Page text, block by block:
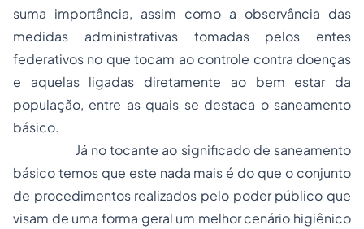
suma importância, assim como a observância das
medidas administrativas tomadas pelos entes
federativos no que tocam ao controle contra doenças
e aquelas ligadas diretamente ao bem estar da
população, entre as quais se destaca o saneamento
básico.
Já no tocante ao significado de saneamento
básico temos que este nada mais é do que o conjunto
de procedimentos realizados pelo poder público que
visam de uma forma geral um melhor cenário higiênico